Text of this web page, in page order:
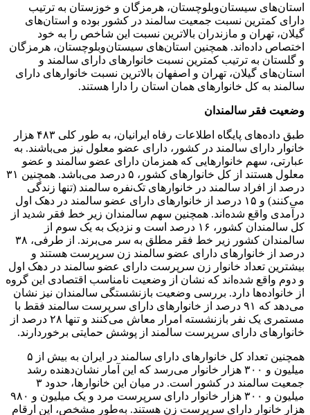
استان‌های سیستان‌وبلوچستان، هرمزگان و خوزستان به ترتیب
دارای کمترین نسبت جمعیت سالمند در کشور بوده و استان‌های
گیلان، تهران و مازندران بالاترین نسبت این شاخص را به خود
اختصاص داده‌اند. همچنین استان‌های سیستان‌وبلوچستان، هرمزگان
و گلستان به ترتیب کمترین نسبت خانوارهای دارای سالمند و
استان‌های گیلان، تهران و اصفهان بالاترین نسبت خانوارهای دارای
سالمند به کل خانوارهای همان استان را دارا هستند.
وضعیت فقر سالمندان
طبق داده‌های پایگاه اطلاعات رفاه ایرانیان، به طور کلی ۴۸۳ هزار
خانوار دارای سالمند در کشور، دارای عضو معلول نیز می‌باشند. به
عبارتی، سهم خانوارهایی که همزمان دارای عضو سالمند و عضو
معلول هستند از کل خانوارهای کشور، ۵ درصد می‌باشد. همچنین ۳۱
درصد از افراد سالمند در خانوارهای تک‌نفره سالمند (تنها زندگی
می‌کنند) و ۱۵ درصد از خانوارهای دارای عضو سالمند در دهک اول
درآمدی واقع شده‌اند. همچنین سهم سالمندان زیر خط فقر شدید از
کل سالمندان کشور، ۱۶ درصد است و نزدیک به یک سوم از
سالمندان کشور زیر خط فقر مطلق به سر می‌برند. از طرفی، ۳۸
درصد از خانوارهای دارای عضو سالمند زن سرپرست هستند و
بیشترین تعداد خانوار زن سرپرست دارای عضو سالمند در دهک اول
و دوم واقع شده‌اند که نشان از وضعیت نامناسب اقتصادی این گروه
از خانواده‌ها دارد. بررسی وضعیت بازنشستگی سالمندان نیز نشان
می‌دهد که ۹۱ درصد از خانوارهای دارای سرپرست سالمند فقط با
مستمری یک نفر بازنشسته امرار معاش می‌کنند و تنها ۲۸ درصد از
خانوارهای دارای سرپرست سالمند از پوشش حمایتی برخوردارند.
همچنین تعداد کل خانوارهای دارای سالمند در ایران به بیش از ۵
میلیون و ۳۰۰ هزار خانوار می‌رسد که این آمار نشان‌دهنده رشد
جمعیت سالمند در کشور است. در میان این خانوارها، حدود ۳
میلیون و ۳۰۰ هزار خانوار دارای سرپرست مرد و یک میلیون و ۹۸۰
هزار خانوار دارای سرپرست زن هستند. به‌طور مشخص، این ارقام